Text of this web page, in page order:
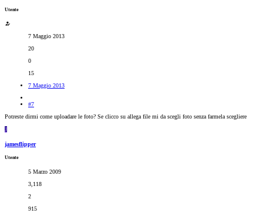
Utente
7 Maggio 2013
20
0
15
7 Maggio 2013
#7
Potreste dirmi come uploadare le foto? Se clicco su allega file mi da scegli foto senza farmela scegliere
J
jamesflipper
Utente
5 Marzo 2009
3,118
2
915